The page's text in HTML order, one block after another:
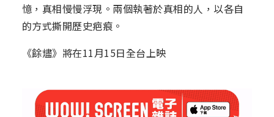
憶，真相慢慢浮現。兩個執著於真相的人，以各自
的方式撕開歷史疤痕。
《餘燼》將在11月15日全台上映